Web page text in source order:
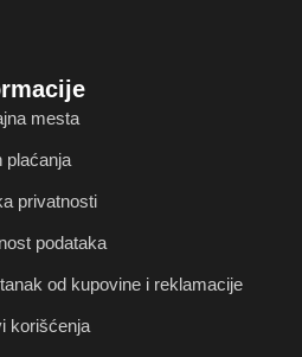
mesta
plaćanja
privatnosti
podataka
od kupovine i reklamacije
korišćenja